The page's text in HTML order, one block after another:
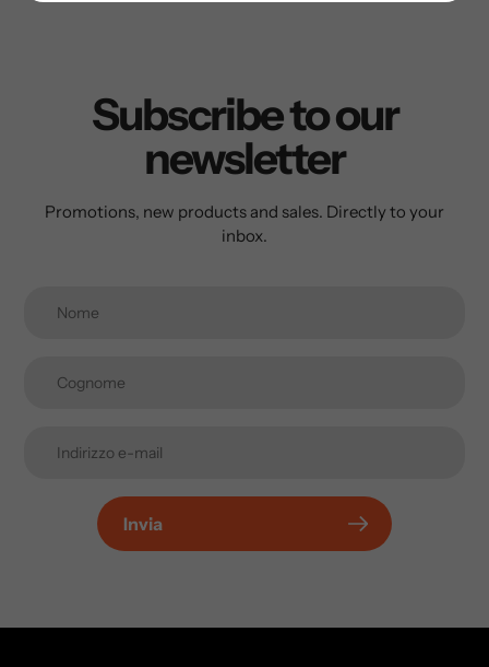
Subscribe to our
newsletter
Promotions, new products and sales. Directly to your
inbox.
Invia